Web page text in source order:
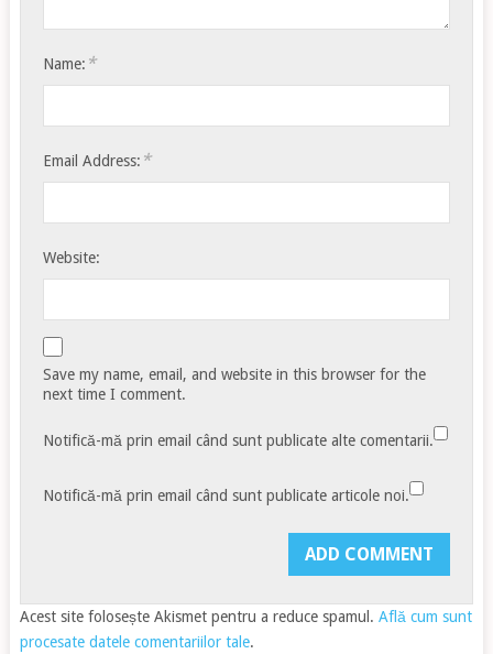
Name: *
Email Address: *
Website:
Save my name, email, and website in this browser for the
next time I comment.
Notifică-mă prin email când sunt publicate alte comentarii.
Notifică-mă prin email când sunt publicate articole noi.
Acest site folosește Akismet pentru a reduce spamul. Află cum sunt
procesate datele comentariilor tale.